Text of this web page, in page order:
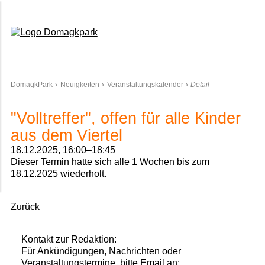
DomagkPark Neuigkeiten Veranstaltungskalender Detail
"Volltreffer", offen für alle Kinder
aus dem Viertel
18.12.2025, 16:00–18:45
Dieser Termin hatte sich alle 1 Wochen bis zum
18.12.2025 wiederholt.
Zurück
Kontakt zur Redaktion:
Für Ankündigungen, Nachrichten oder